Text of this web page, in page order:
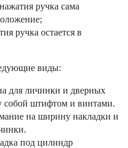
ручка сама
ручка остается в
виды:
для личинки и дверных
собой штифтом и винтами.
на ширину накладки и
под цилиндр